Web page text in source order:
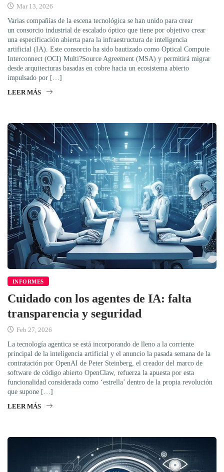
Mar 13, 2026
Varias compañías de la escena tecnológica se han unido para crear
un consorcio industrial de escalado óptico que tiene por objetivo crear
una especificación abierta para la infraestructura de inteligencia
artificial (IA). Este consorcio ha sido bautizado como Optical Compute
Interconnect (OCI) Multi?Source Agreement (MSA) y permitirá migrar
desde arquitecturas basadas en cobre hacia un ecosistema abierto
impulsado por […]
LEER MÁS
INFORMES
Cuidado con los agentes de IA: falta
transparencia y seguridad
Feb 27, 2026
La tecnología agentica se está incorporando de lleno a la corriente
principal de la inteligencia artificial y el anuncio la pasada semana de la
contratación por OpenAI de Peter Steinberg, el creador del marco de
software de código abierto OpenClaw, refuerza la apuesta por esta
funcionalidad considerada como ‘estrella’ dentro de la propia revolución
que supone […]
LEER MÁS